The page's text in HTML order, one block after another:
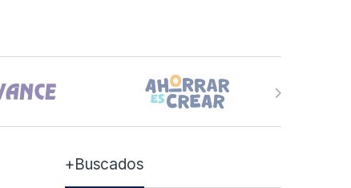
+Buscados